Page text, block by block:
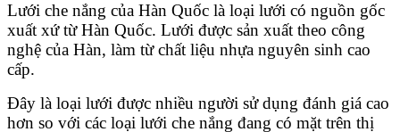
Lưới che nắng của Hàn Quốc là loại lưới có nguồn gốc
xuất xứ từ Hàn Quốc. Lưới được sản xuất theo công
nghệ của Hàn, làm từ chất liệu nhựa nguyên sinh cao
cấp.
Đây là loại lưới được nhiều người sử dụng đánh giá cao
hơn so với các loại lưới che nắng đang có mặt trên thị